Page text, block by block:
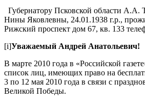
Губернатору Псковской области А.А.
Нины Яковлевны, 24.01.1938 г.р.,
Рижский проспект дом 67, кв. 133
[i]Уважаемый Андрей Анатольевич!
В марте 2010 года в «Российской
список лиц, имеющих право на
3 по 12 мая 2010 года в связи с
Великой Победы.